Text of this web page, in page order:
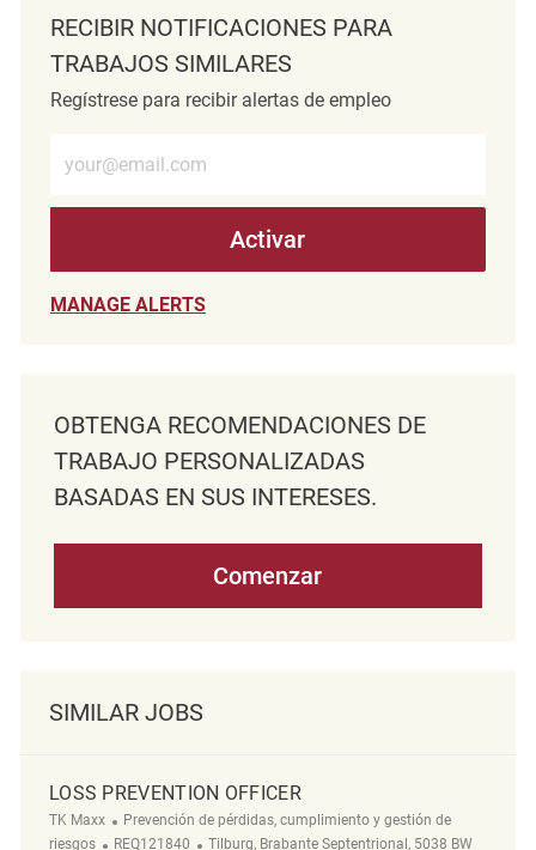
RECIBIR NOTIFICACIONES PARA
TRABAJOS SIMILARES
Regístrese para recibir alertas de empleo
Activar
MANAGE ALERTS
OBTENGA RECOMENDACIONES DE
TRABAJO PERSONALIZADAS
BASADAS EN SUS INTERESES.
Comenzar
SIMILAR JOBS
LOSS PREVENTION OFFICER
TK Maxx Categoría
Prevención de pérdidas, cumplimiento y gestión de
riesgos
ReqId
REQ121840 Ubicación
Tilburg, Brabante Septentrional, 5038 BW